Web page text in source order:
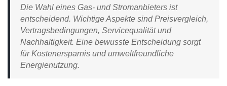
Die Wahl eines Gas- und Stromanbieters ist
entscheidend. Wichtige Aspekte sind Preisvergleich,
Vertragsbedingungen, Servicequalität und
Nachhaltigkeit. Eine bewusste Entscheidung sorgt
für Kostenersparnis und umweltfreundliche
Energienutzung.